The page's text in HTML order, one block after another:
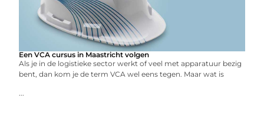
Een VCA cursus in Maastricht volgen
Als je in de logistieke sector werkt of veel met apparatuur bezig
bent, dan kom je de term VCA wel eens tegen. Maar wat is
...